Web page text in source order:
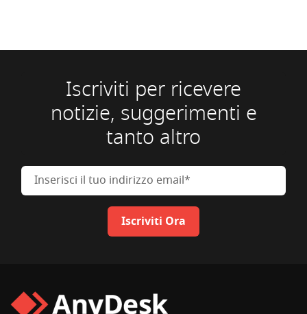
Iscriviti per ricevere
notizie, suggerimenti e
tanto altro
Inserisci il tuo indirizzo email
Iscriviti Ora